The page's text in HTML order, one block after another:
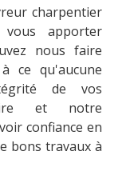
charpentier
apporter
nous faire
ce qu'aucune
de vos
et notre
confiance en
bons travaux à